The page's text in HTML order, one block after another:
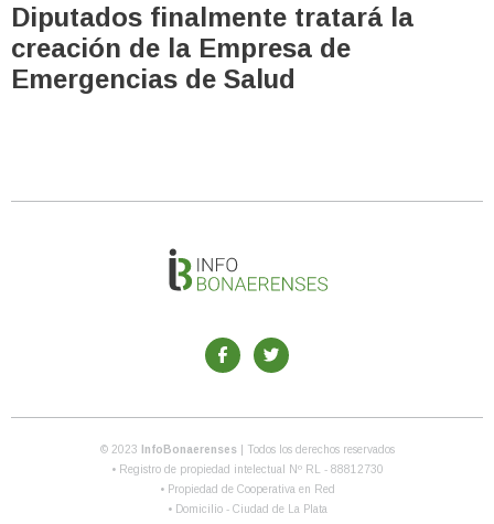
Diputados finalmente tratará la
creación de la Empresa de
Emergencias de Salud
© 2023 InfoBonaerenses
| Todos los derechos reservados
• Registro de propiedad intelectual Nº RL - 88812730
• Propiedad de Cooperativa en Red
• Domicilio - Ciudad de La Plata